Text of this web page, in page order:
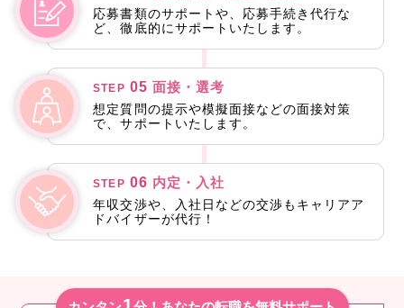
応募書類のサポートや、応募手続き代行な
ど、徹底的にサポートいたします。
STEP 05 面接・選考
想定質問の提示や模擬面接などの面接対策
で、サポートいたします。
STEP 06 内定・入社
年収交渉や、入社日などの交渉もキャリアア
ドバイザーが代行！